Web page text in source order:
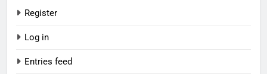
Register
Log in
Entries feed